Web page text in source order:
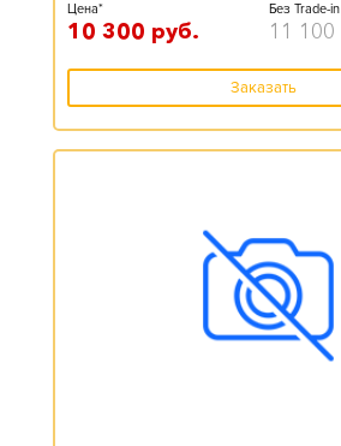
Цена*
10 300 руб.
Без Trade-in
11 100
Заказать